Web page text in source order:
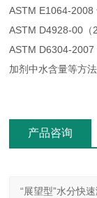
ASTM E1064-2008
ASTM D4928-00（
ASTM D6304-2007
加剂中水含量等方
产品咨询